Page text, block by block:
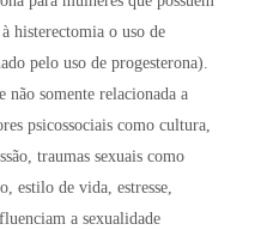
histerectomia o uso de
pelo uso de progesterona).
não somente relacionada a
psicossociais como cultura,
traumas sexuais como
estilo de vida, estresse,
a sexualidade